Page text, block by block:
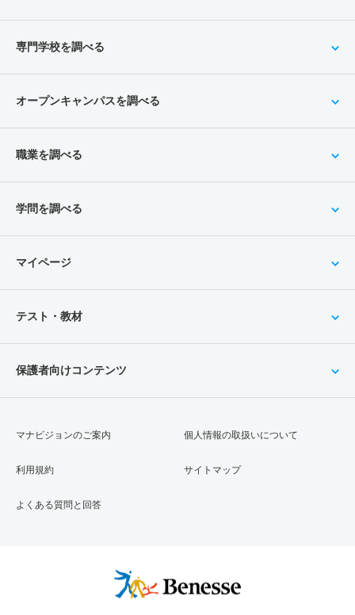
専門学校を調べる
オープンキャンパスを調べる
職業を調べる
学問を調べる
マイページ
テスト・教材
保護者向けコンテンツ
マナビジョンのご案内
利用規約
よくある質問と回答
個人情報の取扱いについて
サイトマップ